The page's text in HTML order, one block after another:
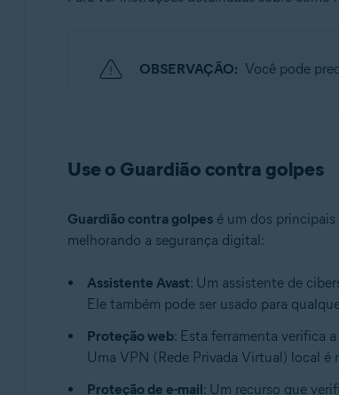
OBSERVAÇÃO: Você pode
Use o Guardião contra golpes
Guardião contra golpesé um dos principais
melhorando a segurança digital:
Assistente Avast: Um assistente de
Ele também pode ser usado para
Proteção web: Esta ferramenta verifica
Uma VPN (Rede Privada Virtual) local é
Proteção de e-mail: Um recurso que